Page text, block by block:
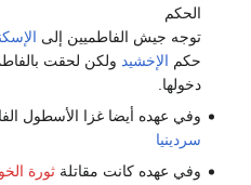
الحكم
توجه جيش الفاطميين إلى
حكم الإخشيد ولكن لحقت
دخولها.
وفي عهده أيضا غزا الأسطول
سردينيا
وفي عهده كانت مقاتلةثورة